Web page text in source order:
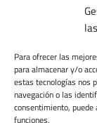
Para ofrecer las
para almacenar y/o
estas tecnologías nos
navegación o las
consentimiento,
CONFIANZA &
Sello de Confianza
Empresas